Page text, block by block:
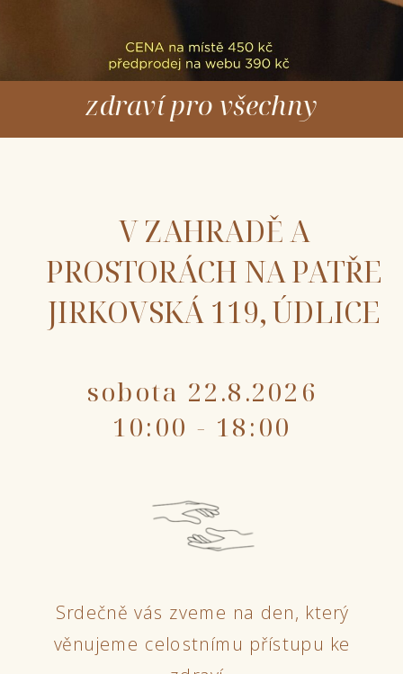
zdraví pro všechny
Srdečně vás zveme na den, který
věnujeme celostnímu přístupu ke
V ZAHRADĚ A
PROSTORÁCH NA PATŘE
JIRKOVSKÁ 119, ÚDLICE
sobota 22.8.2026
10:00 - 18:00